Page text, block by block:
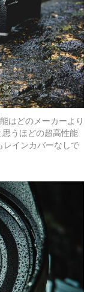
はどのメーカーより
うほどの超高性能
レインカバーなしで